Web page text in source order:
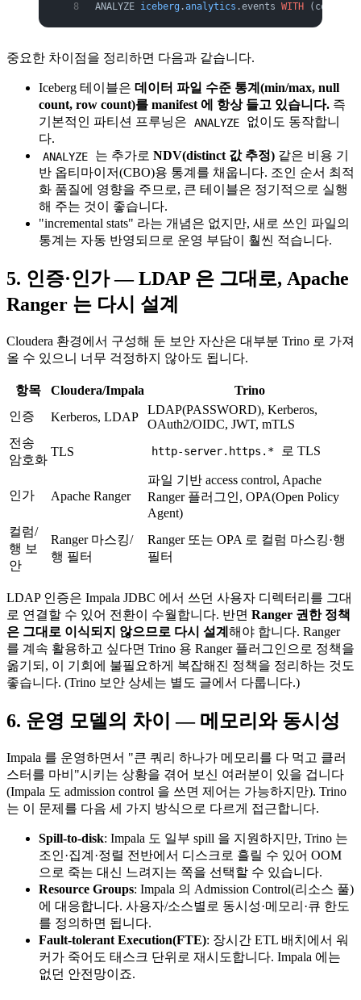
ANALYZE iceberg .analytics .events WITH (columns
중요한 차이점을 정리하면 다음과 같습니다.
Iceberg 테이블은 데이터 파일 수준 통계(min/max, null
count, row count)를 manifest 에 항상 들고 있습니다. 즉
기본적인 파티션 프루닝은
ANALYZE
없이도 동작합니
다.
ANALYZE 는 추가로NDV(distinct 값 추정) 같은 비용 기
반 옵티마이저(CBO)용 통계를 채웁니다. 조인 순서 최적
화 품질에 영향을 주므로, 큰 테이블은 정기적으로 실행
해 주는 것이 좋습니다.
"incremental stats" 라는 개념은 없지만, 새로 쓰인 파일의
통계는 자동 반영되므로 운영 부담이 훨씬 적습니다.
5. 인증·인가 — LDAP 은 그대로, Apache
Ranger 는 다시 설계
Cloudera 환경에서 구성해 둔 보안 자산은 대부분 Trino 로 가져
올 수 있으니 너무 걱정하지 않아도 됩니다.
항목 Cloudera/Impala
Trino
인증
Kerberos, LDAP
LDAP(PASSWORD), Kerberos,
OAuth2/OIDC, JWT, mTLS
전송
암호화
TLS http-server.https.* 로 TLS
인가 Apache Ranger
파일 기반 access control, Apache
Ranger 플러그인, OPA(Open Policy
Agent)
컬럼/
행 보
안
Ranger 마스킹/
행 필터
Ranger 또는 OPA 로 컬럼 마스킹·행
필터
LDAP 인증은 Impala JDBC 에서 쓰던 사용자 디렉터리를 그대
로 연결할 수 있어 전환이 수월합니다. 반면 Ranger 권한 정책
은 그대로 이식되지 않으므로 다시 설계 해야 합니다. Ranger
를 계속 활용하고 싶다면 Trino 용 Ranger 플러그인으로 정책을
옮기되, 이 기회에 불필요하게 복잡해진 정책을 정리하는 것도
좋습니다. (Trino 보안 상세는 별도 글에서 다룹니다.)
6. 운영 모델의 차이 — 메모리와 동시성
Impala 를 운영하면서 "큰 쿼리 하나가 메모리를 다 먹고 클러
스터를 마비"시키는 상황을 겪어 보신 여러분이 있을 겁니다
(Impala 도 admission control 을 쓰면 제어는 가능하지만). Trino
는 이 문제를 다음 세 가지 방식으로 다르게 접근합니다.
Spill-to-disk: Impala 도 일부 spill 을 지원하지만, Trino 는
조인·집계·정렬 전반에서 디스크로 흘릴 수 있어 OOM
으로 죽는 대신 느려지는 쪽을 선택할 수 있습니다.
Resource Groups: Impala 의 Admission Control(리소스 풀)
에 대응합니다. 사용자/소스별로 동시성·메모리·큐 한도
를 정의하면 됩니다.
Fault-tolerant Execution(FTE): 장시간 ETL 배치에서 워
커가 죽어도 태스크 단위로 재시도합니다. Impala 에는
없던 안전망이죠.